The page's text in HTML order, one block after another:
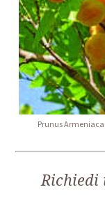
Prunus Armeniaca
Richiedi